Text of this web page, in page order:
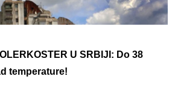
U SRBIJI: Do 38
temperature!